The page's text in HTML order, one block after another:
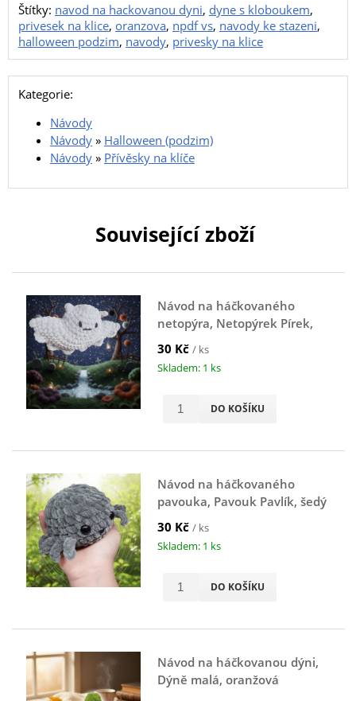
Štítky: navod na hackovanou dyni, dyne s kloboukem,
privesek na klice, oranzova, npdf vs, navody ke stazeni,
halloween podzim, navody, privesky na klice
Kategorie:
Návody
Návody » Halloween (podzim)
Návody » Přívěsky na klíče
Související zboží
Návod na háčkovaného
netopýra, Netopýrek Pírek,
30 Kč / ks
Skladem: 1 ks
DO KOŠÍKU
Návod na háčkovaného
pavouka, Pavouk Pavlík, šedý
30 Kč / ks
Skladem: 1 ks
DO KOŠÍKU
Návod na háčkovanou dýni,
Dýně malá, oranžová